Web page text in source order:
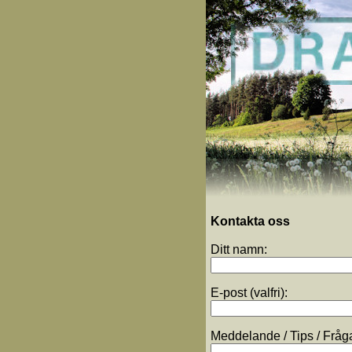
Kontakta oss
Ditt namn:
E-post (valfri):
Meddelande / Tips /